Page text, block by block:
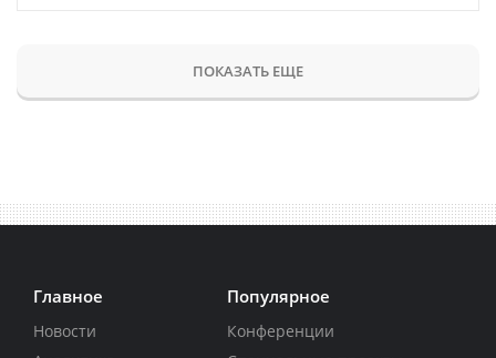
ПОКАЗАТЬ ЕЩЕ
Главное
Новости
Популярное
Конференции